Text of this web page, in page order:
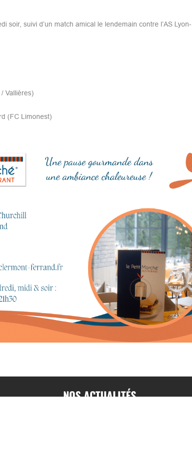
suivi d’un match amical le lendemain contre l’AS Lyon-
Vallières)
(FC Limonest)
NOS ACTUALITÉS